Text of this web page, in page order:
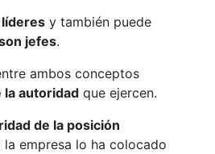
líderes y también puede
jefes.
ambos conceptos
la autoridad que ejercen.
de la posición
la empresa lo ha colocado